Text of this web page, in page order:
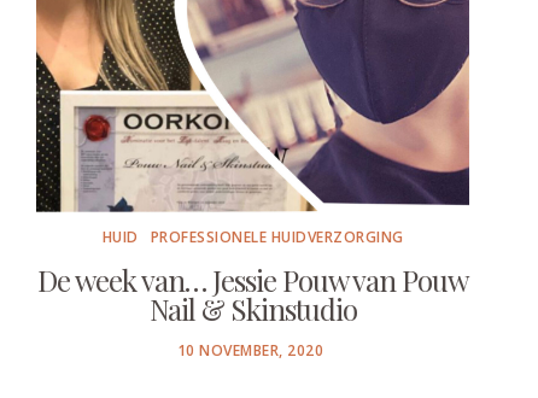
HUID PROFESSIONELE HUIDVERZORGING
De week van… Jessie Pouw van Pouw
Nail & Skinstudio
POSTED
10 NOVEMBER, 2020